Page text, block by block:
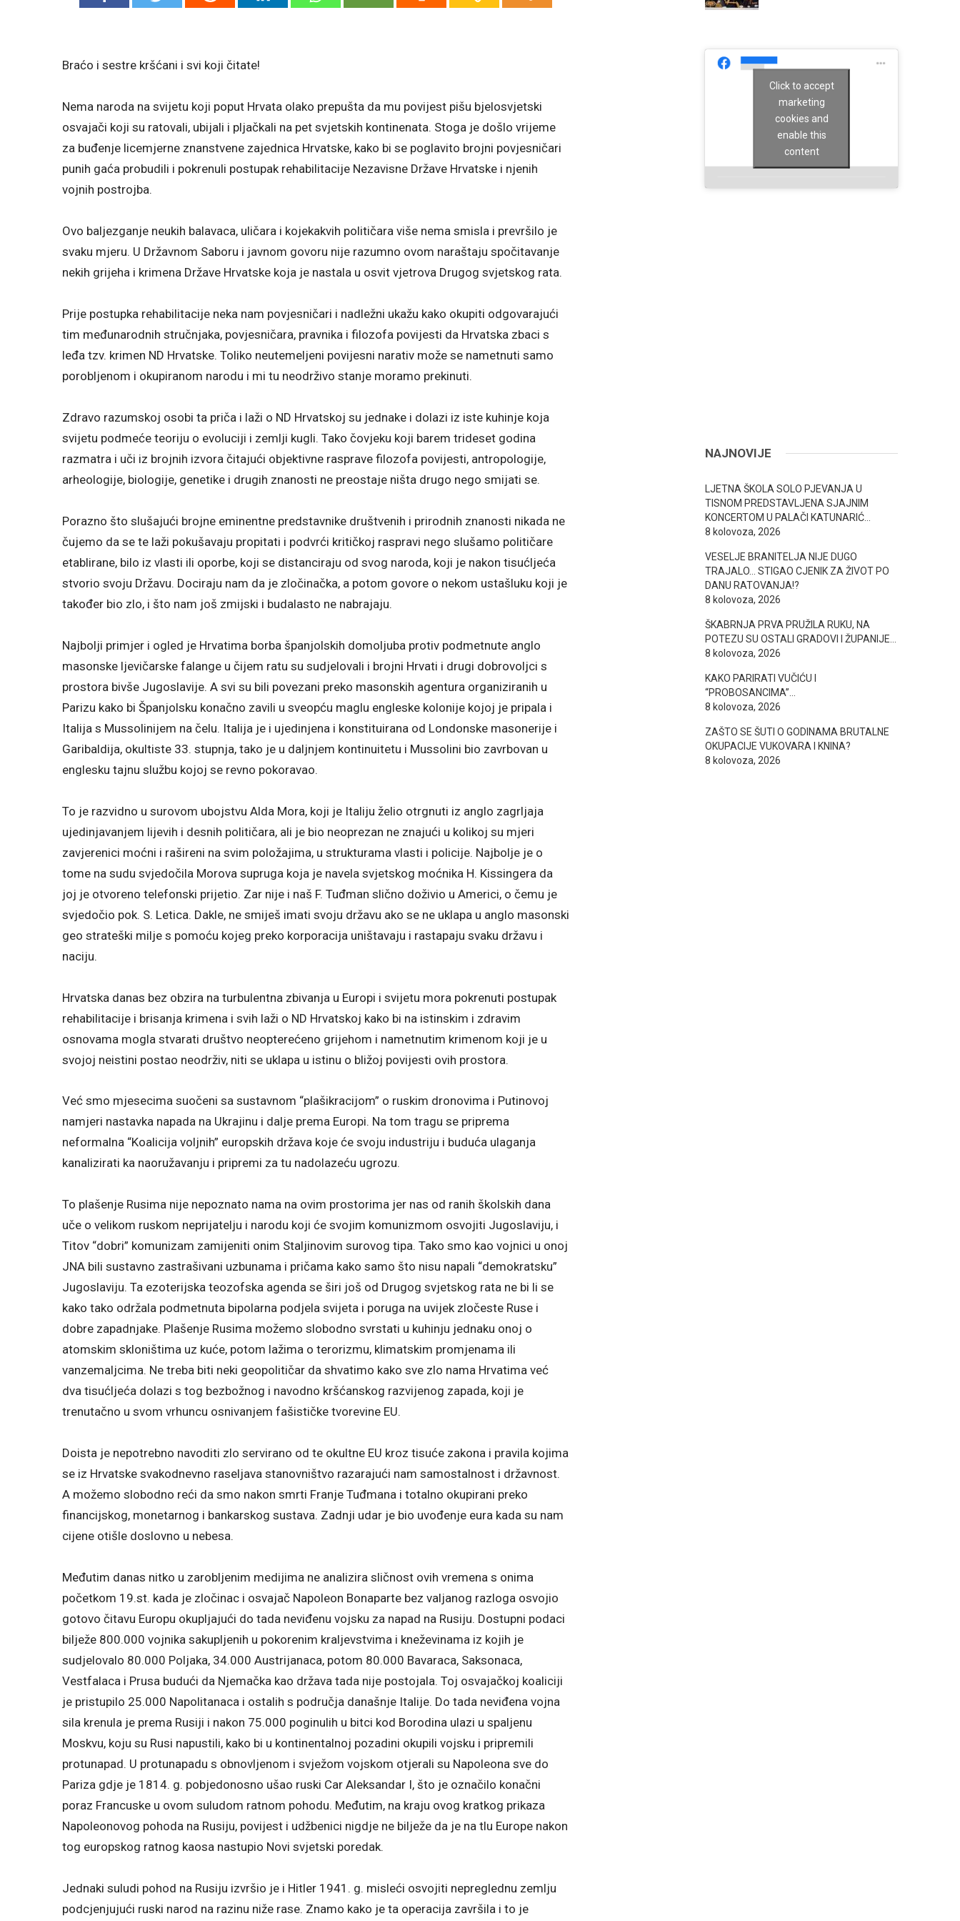
Braćo i sestre kršćani i svi koji čitate!
Nema naroda na svijetu koji poput Hrvata olako prepušta da mu povijest pišu bjelosvjetski
osvajači koji su ratovali, ubijali i pljačkali na pet svjetskih kontinenata. Stoga je došlo vrijeme
za buđenje licemjerne znanstvene zajednica Hrvatske, kako bi se poglavito brojni povjesničari
punih gaća probudili i pokrenuli postupak rehabilitacije Nezavisne Države Hrvatske i njenih
vojnih postrojba.
Ovo baljezganje neukih balavaca, uličara i kojekakvih političara više nema smisla i prevršilo je
svaku mjeru. U Državnom Saboru i javnom govoru nije razumno ovom naraštaju spočitavanje
nekih grijeha i krimena Države Hrvatske koja je nastala u osvit vjetrova Drugog svjetskog rata.
Prije postupka rehabilitacije neka nam povjesničari i nadležni ukažu kako okupiti odgovarajući
tim međunarodnih stručnjaka, povjesničara, pravnika i filozofa povijesti da Hrvatska zbaci s
leđa tzv. krimen ND Hrvatske. Toliko neutemeljeni povijesni narativ može se nametnuti samo
porobljenom i okupiranom narodu i mi tu neodrživo stanje moramo prekinuti.
Zdravo razumskoj osobi ta priča i laži o ND Hrvatskoj su jednake i dolazi iz iste kuhinje koja
svijetu podmeće teoriju o evoluciji i zemlji kugli. Tako čovjeku koji barem trideset godina
razmatra i uči iz brojnih izvora čitajući objektivne rasprave filozofa povijesti, antropologije,
arheologije, biologije, genetike i drugih znanosti ne preostaje ništa drugo nego smijati se.
Porazno što slušajući brojne eminentne predstavnike društvenih i prirodnih znanosti nikada ne
čujemo da se te laži pokušavaju propitati i podvrći kritičkoj raspravi nego slušamo političare
etablirane, bilo iz vlasti ili oporbe, koji se distanciraju od svog naroda, koji je nakon tisućljeća
stvorio svoju Državu. Dociraju nam da je zločinačka, a potom govore o nekom ustašluku koji je
također bio zlo, i što nam još zmijski i budalasto ne nabrajaju.
Najbolji primjer i ogled je Hrvatima borba španjolskih domoljuba protiv podmetnute anglo
masonske ljevičarske falange u čijem ratu su sudjelovali i brojni Hrvati i drugi dobrovoljci s
prostora bivše Jugoslavije. A svi su bili povezani preko masonskih agentura organiziranih u
Parizu kako bi Španjolsku konačno zavili u sveopću maglu engleske kolonije kojoj je pripala i
Italija s Mussolinijem na čelu. Italija je i ujedinjena i konstituirana od Londonske masonerije i
Garibaldija, okultiste 33. stupnja, tako je u daljnjem kontinuitetu i Mussolini bio zavrbovan u
englesku tajnu službu kojoj se revno pokoravao.
To je razvidno u surovom ubojstvu Alda Mora, koji je Italiju želio otrgnuti iz anglo zagrljaja
ujedinjavanjem lijevih i desnih političara, ali je bio neoprezan ne znajući u kolikoj su mjeri
zavjerenici moćni i rašireni na svim položajima, u strukturama vlasti i policije. Najbolje je o
tome na sudu svjedočila Morova supruga koja je navela svjetskog moćnika H. Kissingera da
joj je otvoreno telefonski prijetio. Zar nije i naš F. Tuđman slično doživio u Americi, o čemu je
svjedočio pok. S. Letica. Dakle, ne smiješ imati svoju državu ako se ne uklapa u anglo masonski
geo strateški milje s pomoću kojeg preko korporacija uništavaju i rastapaju svaku državu i
naciju.
Hrvatska danas bez obzira na turbulentna zbivanja u Europi i svijetu mora pokrenuti postupak
rehabilitacije i brisanja krimena i svih laži o ND Hrvatskoj kako bi na istinskim i zdravim
osnovama mogla stvarati društvo neopterećeno grijehom i nametnutim krimenom koji je u
svojoj neistini postao neodrživ, niti se uklapa u istinu o bližoj povijesti ovih prostora.
Već smo mjesecima suočeni sa sustavnom “plašikracijom” o ruskim dronovima i Putinovoj
namjeri nastavka napada na Ukrajinu i dalje prema Europi. Na tom tragu se priprema
neformalna “Koalicija voljnih” europskih država koje će svoju industriju i buduća ulaganja
kanalizirati ka naoružavanju i pripremi za tu nadolazeću ugrozu.
To plašenje Rusima nije nepoznato nama na ovim prostorima jer nas od ranih školskih dana
uče o velikom ruskom neprijatelju i narodu koji će svojim komunizmom osvojiti Jugoslaviju, i
Titov “dobri” komunizam zamijeniti onim Staljinovim surovog tipa. Tako smo kao vojnici u onoj
JNA bili sustavno zastrašivani uzbunama i pričama kako samo što nisu napali “demokratsku”
Jugoslaviju. Ta ezoterijska teozofska agenda se širi još od Drugog svjetskog rata ne bi li se
kako tako održala podmetnuta bipolarna podjela svijeta i poruga na uvijek zločeste Ruse i
dobre zapadnjake. Plašenje Rusima možemo slobodno svrstati u kuhinju jednaku onoj o
atomskim skloništima uz kuće, potom lažima o terorizmu, klimatskim promjenama ili
vanzemaljcima. Ne treba biti neki geopolitičar da shvatimo kako sve zlo nama Hrvatima već
dva tisućljeća dolazi s tog bezbožnog i navodno kršćanskog razvijenog zapada, koji je
trenutačno u svom vrhuncu osnivanjem fašističke tvorevine EU.
Doista je nepotrebno navoditi zlo servirano od te okultne EU kroz tisuće zakona i pravila kojima
se iz Hrvatske svakodnevno raseljava stanovništvo razarajući nam samostalnost i državnost.
A možemo slobodno reći da smo nakon smrti Franje Tuđmana i totalno okupirani preko
financijskog, monetarnog i bankarskog sustava. Zadnji udar je bio uvođenje eura kada su nam
cijene otišle doslovno u nebesa.
Međutim danas nitko u zarobljenim medijima ne analizira sličnost ovih vremena s onima
početkom 19.st. kada je zločinac i osvajač Napoleon Bonaparte bez valjanog razloga osvojio
gotovo čitavu Europu okupljajući do tada neviđenu vojsku za napad na Rusiju. Dostupni podaci
bilježe 800.000 vojnika sakupljenih u pokorenim kraljevstvima i kneževinama iz kojih je
sudjelovalo 80.000 Poljaka, 34.000 Austrijanaca, potom 80.000 Bavaraca, Saksonaca,
Vestfalaca i Prusa budući da Njemačka kao država tada nije postojala. Toj osvajačkoj koaliciji
je pristupilo 25.000 Napolitanaca i ostalih s područja današnje Italije. Do tada neviđena vojna
sila krenula je prema Rusiji i nakon 75.000 poginulih u bitci kod Borodina ulazi u spaljenu
Moskvu, koju su Rusi napustili, kako bi u kontinentalnoj pozadini okupili vojsku i pripremili
protunapad. U protunapadu s obnovljenom i svježom vojskom otjerali su Napoleona sve do
Pariza gdje je 1814. g. pobjedonosno ušao ruski Car Aleksandar I, što je označilo konačni
poraz Francuske u ovom suludom ratnom pohodu. Međutim, na kraju ovog kratkog prikaza
Napoleonovog pohoda na Rusiju, povijest i udžbenici nigdje ne bilježe da je na tlu Europe nakon
tog europskog ratnog kaosa nastupio Novi svjetski poredak.
Jednaki suludi pohod na Rusiju izvršio je i Hitler 1941. g. misleći osvojiti nepreglednu zemlju
podcjenjujući ruski narod na razinu niže rase. Znamo kako je ta operacija završila i to je
Click to accept
marketing
cookies and
enable this
content
NAJNOVIJE
LJETNA ŠKOLA SOLO PJEVANJA U
TISNOM PREDSTAVLJENA SJAJNIM
KONCERTOM U PALAČI KATUNARIĆ…
8 kolovoza, 2026
VESELJE BRANITELJA NIJE DUGO
TRAJALO… STIGAO CJENIK ZA ŽIVOT PO
DANU RATOVANJA!?
8 kolovoza, 2026
ŠKABRNJA PRVA PRUŽILA RUKU, NA
POTEZU SU OSTALI GRADOVI I ŽUPANIJE…
8 kolovoza, 2026
KAKO PARIRATI VUČIĆU I
“PROBOSANCIMA”…
8 kolovoza, 2026
ZAŠTO SE ŠUTI O GODINAMA BRUTALNE
OKUPACIJE VUKOVARA I KNINA?
8 kolovoza, 2026